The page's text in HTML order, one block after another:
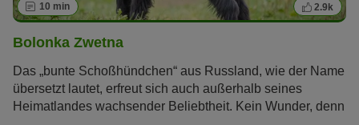
10 min 2.9k
Bolonka Zwetna
Das „bunte Schoßhündchen“ aus Russland, wie der Name
übersetzt lautet, erfreut sich auch außerhalb seines
Heimatlandes wachsender Beliebtheit. Kein Wunder, denn